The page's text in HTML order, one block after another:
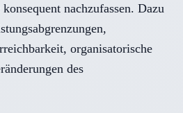
nachzufassen. Dazu
organisatorische
des